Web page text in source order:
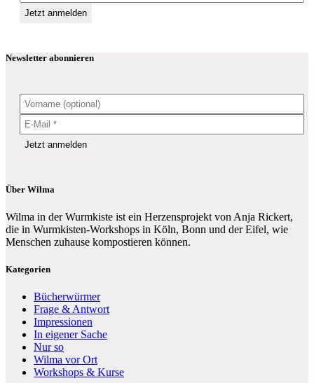
Newsletter abonnieren
Über Wilma
Wilma in der Wurmkiste ist ein Herzensprojekt von Anja Rickert,
die in Wurmkisten-Workshops in Köln, Bonn und der Eifel, wie
Menschen zuhause kompostieren können.
Kategorien
Bücherwürmer
Frage & Antwort
Impressionen
In eigener Sache
Nur so
Wilma vor Ort
Workshops & Kurse